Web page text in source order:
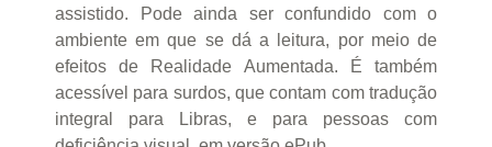
assistido. Pode ainda ser confundido com o
ambiente em que se dá a leitura, por meio de
efeitos de Realidade Aumentada. É também
acessível para surdos, que contam com tradução
integral para Libras, e para pessoas com